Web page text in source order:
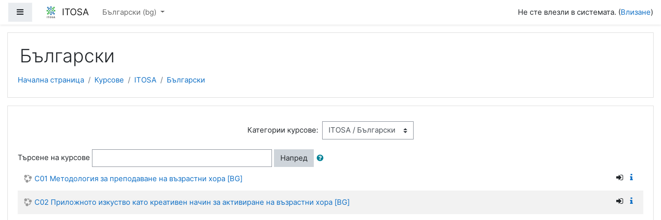
Прескочи на основното съдържание
Страничен панел
ITOSA Български ‎(bg)‎ Не сте влезли в системата. (Влизане)
Български
Начална страница Курсове ITOSA Български
Категории курсове:
Търсене на курсове Напред
C01 Методология за преподаване на възрастни хора [BG]
C02 Приложното изкуство като креативен начин за активиране на възрастни хора [BG]